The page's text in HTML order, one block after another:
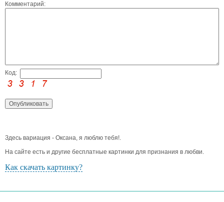
Комментарий:
Код:
Здесь вариация - Оксана, я люблю тебя!.
На сайте есть и другие бесплатные картинки для признания в любви.
Как скачать картинку?